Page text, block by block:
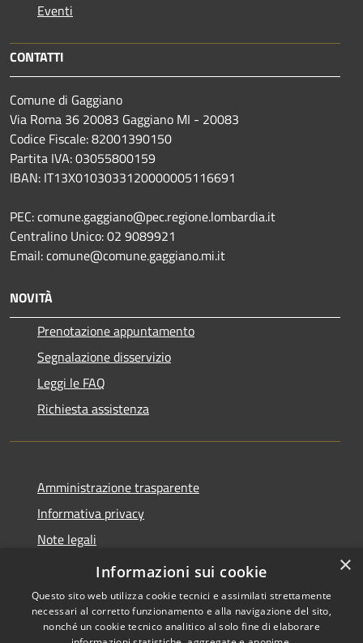
Eventi
CONTATTI
Comune di Gaggiano
Via Roma 36 20083 Gaggiano MI - 20083
Codice Fiscale: 82001390150
Partita IVA: 03055800159
IBAN: IT13X0103033120000005116691
PEC: comune.gaggiano@pec.regione.lombardia.it
Centralino Unico: 02 9089921
Email: comune@comune.gaggiano.mi.it
NOVITÀ
Prenotazione appuntamento
Segnalazione disservizio
Leggi le FAQ
Richiesta assistenza
Amministrazione trasparente
Informativa privacy
Note legali
Dichiarazione di accessibilità
×
Informazioni sui cookie
Questo sito web utilizza cookie tecnici e assimilati strettamente
necessari al corretto funzionamento e alla navigazione del sito,
nonché un cookie tecnico analitico al solo fine di elaborare